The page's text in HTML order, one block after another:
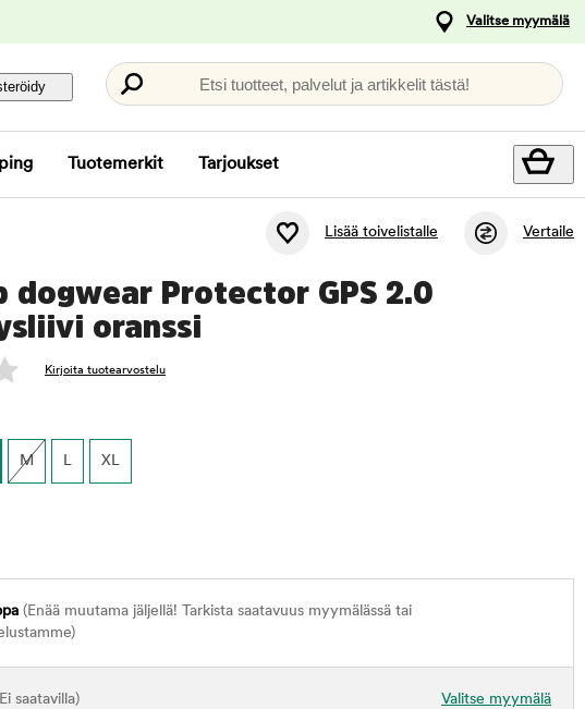
Valitse myymälä
Etsi tuotteet, palvelut ja artikkelit tästä!
Tuotemerkit Tarjoukset
Lisää toivelistalle Vertaile
dogwear Protector GPS 2.0
oranssi
Kirjoita tuotearvostelu
M L XL
(Enää muutama jäljellä! Tarkista saatavuus myymälässä tai
Valitse myymälä
saatavilla)